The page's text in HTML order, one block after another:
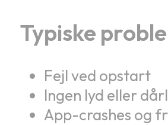
Typiske
Fejl ved opstart
Ingen lyd eller
App-crashes og